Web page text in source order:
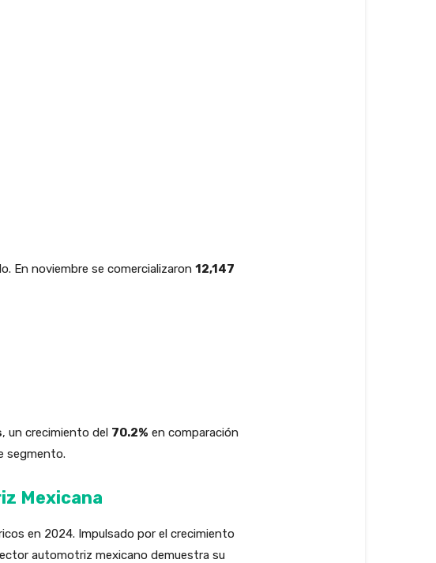
En noviembre se comercializaron 12,147
, un crecimiento del 70.2% en comparación
segmento.
Mexicana
en 2024. Impulsado por el crecimiento
automotriz mexicano demuestra su